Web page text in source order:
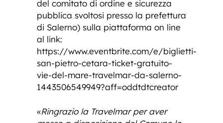
del comitato di ordine e sicurezza
pubblica svoltosi presso la prefettura
di Salerno) sulla piattaforma on line
al link:
https://www.eventbrite.com/e/biglietti-
san-pietro-cetara-ticket-gratuito-
vie-del-mare-travelmar-da-salerno-
1443506549949?aff=oddtdtcreator
«Ringrazio la Travelmar per aver